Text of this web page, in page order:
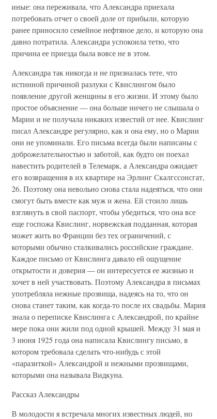
иные: она переживала, что Александра приехала
потребовать отчет о своей доле от прибыли, которую
ранее приносило семейное нефтяное дело, и которую она
давно потратила. Александра успокоила тетю, что
причина ее приезда была вовсе не в этом.
Александра так никогда и не призналась тете, что
истинной причиной разлуки с Квислингом было
появление другой женщины в его жизни. И этому было
простое объяснение — она больше ничего не слышала о
Марии и не получала никаких известий от нее. Квислинг
писал Александре регулярно, как и она ему, но о Марии
они не упоминали. Его письма всегда были написаны с
доброжелательностью и заботой, как будто он поехал
навестить родителей в Телемарк, а Александра ожидает
его возвращения в их квартире на Эрлинг Скалгссонсгат,
26. Поэтому она невольно снова стала надеяться, что они
смогут быть вместе как муж и жена. Ей стоило лишь
взглянуть в свой паспорт, чтобы убедиться, что она все
еще госпожа Квислинг, норвежская подданная, которая
может жить во Франции без тех ограничений, с
которыми обычно сталкивались российские граждане.
Каждое письмо от Квислинга давало ей ощущение
открытости и доверия — он интересуется ее жизнью и
хочет в ней участвовать. Поэтому Александра в письмах
употребляла нежные прозвища, надеясь на то, что он
снова станет таким, как когда-то после их свадьбы. Мария
знала о переписке Квислинга с Александрой, по крайне
мере пока они жили под одной крышей. Между 31 мая и
3 июня 1925 года она написала Квислингу письмо, в
котором требовала сделать что-нибудь с этой
«паразиткой» Александрой и нежными прозвищами,
которыми она называла Видкуна.
Рассказ Александры
В молодости я встречала многих известных людей, но